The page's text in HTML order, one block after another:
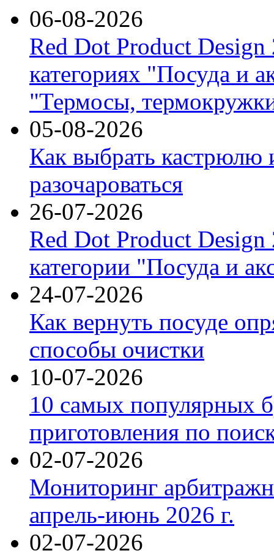
06-08-2026
Red Dot Product Design
категориях "Посуда и
"Термосы,
05-08-2026
Как выбрать кастрюлю
разочароваться
26-07-2026
Red Dot Product Design
категории "Посуда и
24-07-2026
Как вернуть посуде
способы очистки
10-07-2026
10 самых популярных
приготовления по
02-07-2026
Мониторинг
апрель-июнь 2026 г.
02-07-2026